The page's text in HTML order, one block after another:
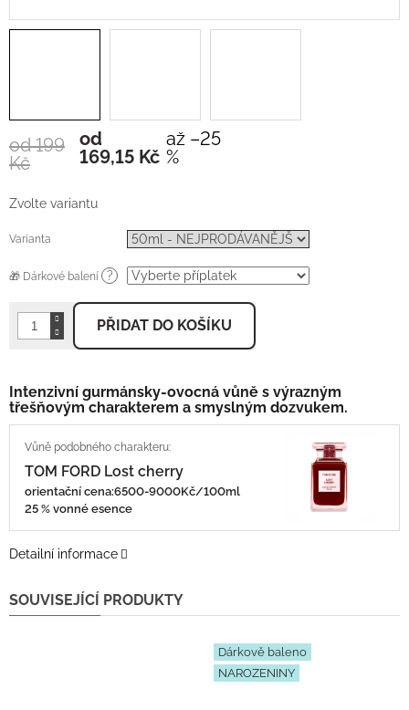
od 199
Kč
až –25
%
od
169,15 Kč Měrná
cena:
Zvolte variantu
Varianta
🎁 Dárkové balení ?
PŘIDAT DO KOŠÍKU
Intenzivní gurmánsky-ovocná vůně s výrazným
třešňovým charakterem a smyslným dozvukem.
TOM FORD Lost cherry
orientační cena:6500-9000Kč/100ml
25 % vonné esence
Detailní informace
SOUVISEJÍCÍ PRODUKTY
Dárkově baleno
NAROZENINY